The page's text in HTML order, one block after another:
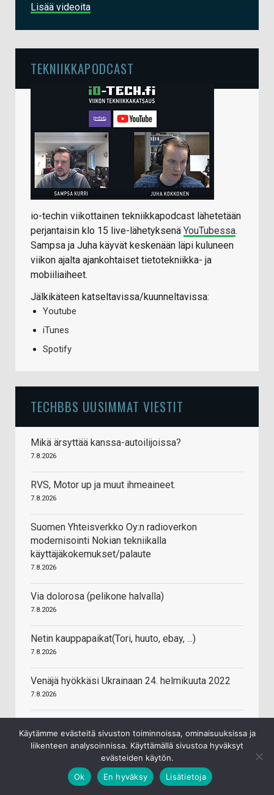
Lisää videoita
TEKNIIKKAPODCAST
io-techin viikottainen tekniikkapodcast lähetetään
perjantaisin klo 15 live-lähetyksenä YouTubessa.
Sampsa ja Juha käyvät keskenään läpi kuluneen
viikon ajalta ajankohtaiset tietotekniikka- ja
mobiiliaiheet.
Jälkikäteen katseltavissa/kuunneltavissa:
Youtube
iTunes
Spotify
TECHBBS UUSIMMAT VIESTIT
Mikä ärsyttää kanssa-autoilijoissa?
7.8.2026
RVS, Motor up ja muut ihmeaineet.
7.8.2026
Suomen Yhteisverkko Oy:n radioverkon
modernisointi Nokian tekniikalla
käyttäjäkokemukset/palaute
7.8.2026
Via dolorosa (pelikone halvalla)
7.8.2026
Netin kauppapaikat(Tori, huuto, ebay, ...)
7.8.2026
Venäjä hyökkäsi Ukrainaan 24. helmikuuta 2022
7.8.2026
ETF:t...)
7.8.2026
Suomen valtion default 2030-luvulla
Käytämme evästeitä sivuston toiminnoissa, ominaisuuksissa ja
liikenteen analysoinnissa. Käyttämällä sivustoa hyväksyt
evästeiden käytön.
Ok
En hyväksy Lisätietoja